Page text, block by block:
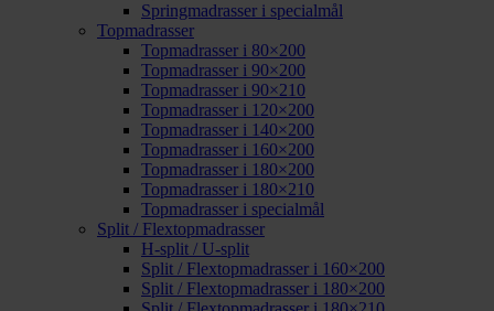
Springmadrasser i specialmål
Topmadrasser
Topmadrasser i 80×200
Topmadrasser i 90×200
Topmadrasser i 90×210
Topmadrasser i 120×200
Topmadrasser i 140×200
Topmadrasser i 160×200
Topmadrasser i 180×200
Topmadrasser i 180×210
Topmadrasser i specialmål
Split / Flextopmadrasser
H-split / U-split
Split / Flextopmadrasser i 160×200
Split / Flextopmadrasser i 180×200